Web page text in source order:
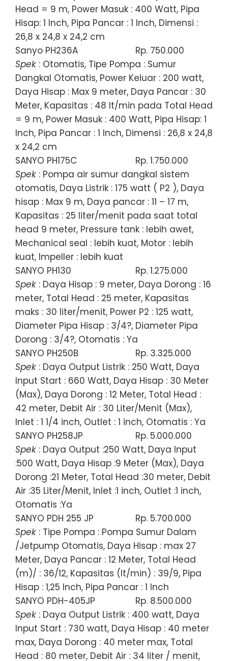
Head = 9 m, Power Masuk : 400 Watt, Pipa
Hisap: 1 Inch, Pipa Pancar : 1 Inch, Dimensi :
26,8 x 24,8 x 24,2 cm
Sanyo PH236A
Rp. 750.000
Spek : Otomatis, Tipe Pompa : Sumur
Dangkal Otomatis, Power Keluar : 200 watt,
Daya Hisap : Max 9 meter, Daya Pancar : 30
Meter, Kapasitas : 48 lt/min pada Total Head
= 9 m, Power Masuk : 400 Watt, Pipa Hisap: 1
Inch, Pipa Pancar : 1 Inch, Dimensi : 26,8 x 24,8
x 24,2 cm
SANYO PH175C
Rp. 1.750.000
Spek : Pompa air sumur dangkal sistem
otomatis, Daya Listrik : 175 watt ( P2 ), Daya
hisap : Max 9 m, Daya pancar : 11 – 17 m,
Kapasitas : 25 liter/menit pada saat total
head 9 meter, Pressure tank : lebih awet,
Mechanical seal : lebih kuat, Motor : lebih
kuat, Impeller : lebih kuat
SANYO PH130
Rp. 1.275.000
Spek : Daya Hisap : 9 meter, Daya Dorong : 16
meter, Total Head : 25 meter, Kapasitas
maks : 30 liter/menit, Power P2 : 125 watt,
Diameter Pipa Hisap : 3/4?, Diameter Pipa
Dorong : 3/4?, Otomatis : Ya
SANYO PH250B
Rp. 3.325.000
Spek : Daya Output Listrik : 250 Watt, Daya
Input Start : 660 Watt, Daya Hisap : 30 Meter
(Max), Daya Dorong : 12 Meter, Total Head :
42 meter, Debit Air : 30 Liter/Menit (Max),
Inlet : 1 1/4 inch, Outlet : 1 inch, Otomatis : Ya
SANYO PH258JP
Rp. 5.000.000
Spek : Daya Output :250 Watt, Daya Input
:500 Watt, Daya Hisap :9 Meter (Max), Daya
Dorong :21 Meter, Total Head :30 meter, Debit
Air :35 Liter/Menit, Inlet :1 inch, Outlet :1 inch,
Otomatis :Ya
SANYO PDH 255 JP
Rp. 5.700.000
Spek : Tipe Pompa : Pompa Sumur Dalam
/Jetpump Otomatis, Daya Hisap : max 27
Meter, Daya Pancar : 12 Meter, Total Head
(m)/ : 36/12, Kapasitas (lt/min) : 39/9, Pipa
Hisap : 1,25 Inch, Pipa Pancar : 1 Inch
SANYO PDH-405JP
Rp. 8.500.000
Spek : Daya Output Listrik : 400 watt, Daya
Input Start : 730 watt, Daya Hisap : 40 meter
max, Daya Dorong : 40 meter max, Total
Head : 80 meter, Debit Air : 34 liter / menit,